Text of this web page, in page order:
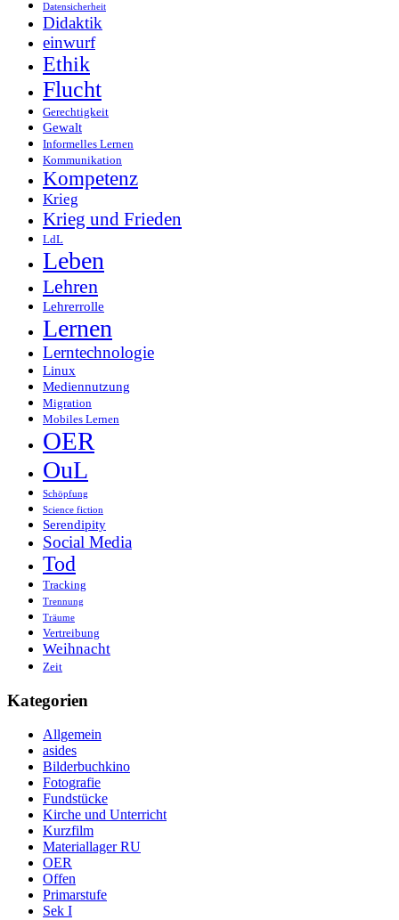
Datensicherheit
Didaktik
einwurf
Ethik
Flucht
Gerechtigkeit
Gewalt
Informelles Lernen
Kommunikation
Kompetenz
Krieg
Krieg und Frieden
LdL
Leben
Lehren
Lehrerrolle
Lernen
Lerntechnologie
Linux
Mediennutzung
Migration
Mobiles Lernen
OER
OuL
Schöpfung
Science fiction
Serendipity
Social Media
Tod
Tracking
Trennung
Träume
Vertreibung
Weihnacht
Zeit
Kategorien
Allgemein
asides
Bilderbuchkino
Fotografie
Fundstücke
Kirche und Unterricht
Kurzfilm
Materiallager RU
OER
Offen
Primarstufe
Sek I